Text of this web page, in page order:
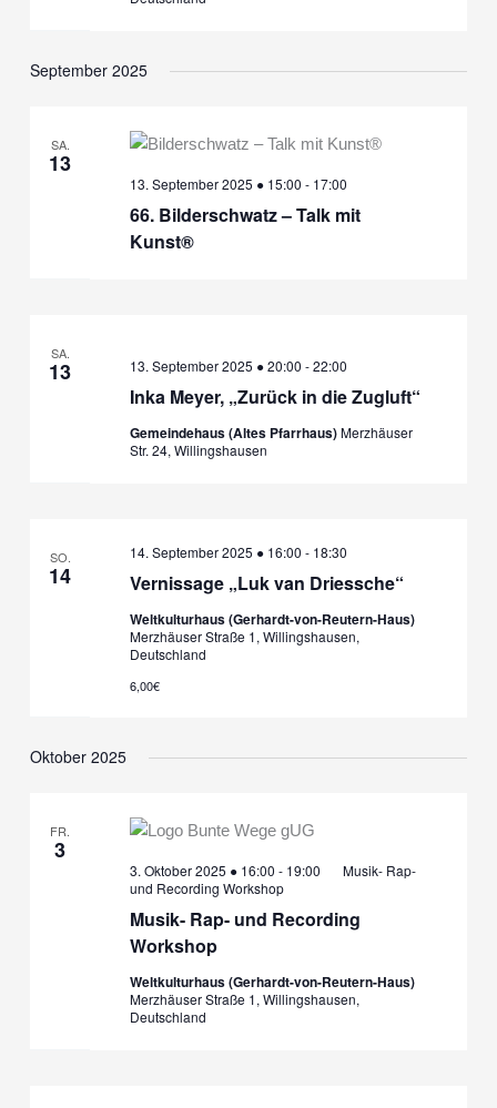
September 2025
SA.
13
66. Bilderschwatz – Talk mit
Kunst®
13. September 2025 ● 15:00 - 17:00
SA.
13
Inka Meyer, „Zurück in die Zugluft“
13. September 2025 ● 20:00 -22:00
Gemeindehaus (Altes Pfarrhaus)Merzhäuser
Str. 24, Willingshausen
SO.
14 Vernissage „Luk van Driessche“
14. September 2025 ● 16:00 - 18:30
Weltkulturhaus (Gerhardt-von-Reutern-Haus)
Merzhäuser Straße 1, Willingshausen,
Deutschland
6,00€
Oktober 2025
FR.
3
Musik- Rap- und Recording
Workshop
3. Oktober 2025 ● 16:00 - 19:00
Musik- Rap-
und Recording Workshop
Weltkulturhaus (Gerhardt-von-Reutern-Haus)
Merzhäuser Straße 1, Willingshausen,
Deutschland